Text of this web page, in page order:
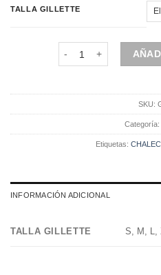
TALLA GILLETTE
Chaleco | Gillette | 1
SKU:
Categoría:
Etiquetas:
INFORMACIÓN ADICIONAL
TALLA GILLETTE S, M, L,